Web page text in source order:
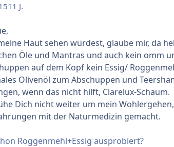
euch herzlichst diese Methode zu
und alles Gute!
11 J.
Haut sehen würdest, glaube mir, da
Öle und Mantras und auch kein omm
auf dem Kopf kein Essig/
Olivenöl zum Abschuppen und
wenn das nicht hilft, Clarelux-Schaum.
Dich nicht weiter um mein
mit der Naturmedizin gemacht.
Roggenmehl+Essig ausprobiert?